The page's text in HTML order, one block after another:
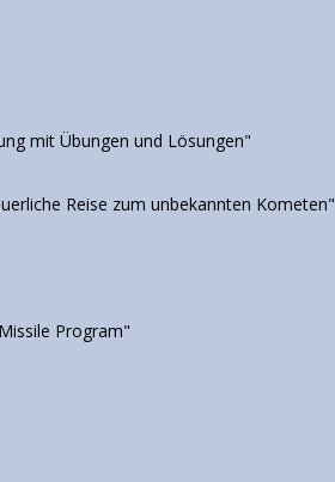
mit Übungen und Lösungen"
Reise zum unbekannten Kometen"
Program"